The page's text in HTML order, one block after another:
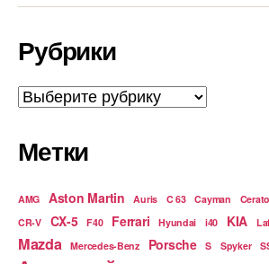
Рубрики
Рубрики
Метки
AMG Aston Martin Auris C 63 Cayman Cerato
CR-V
CX-5 F40 Ferrari Hyundai i40 KIA
Mazda Mercedes-Benz Porsche S Spyker